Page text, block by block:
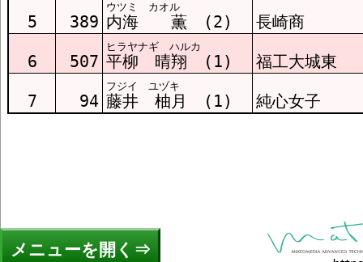
メニュー
5 389
ウツミ カオル
内海 薫 (2) 長崎商
6 507
ヒラヤナギ ハルカ
平柳 晴翔 (1) 福工大城東
7 94
フジイ ユヅキ
藤井 柚月 (1) 純心女子